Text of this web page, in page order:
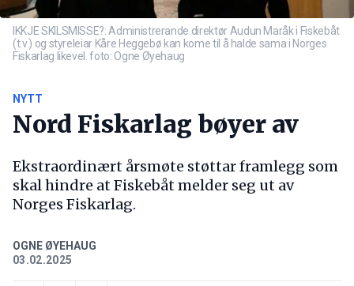
IKKJE SKILSMISSE?: Administrerande direktør Audun Maråk i Fiskebåt
(t.v.) og styreleiar Kåre Heggebø kan kome til å halde sama i Norges
Fiskarlag likevel. foto: Ogne Øyehaug
NYTT
Nord Fiskarlag bøyer av
Ekstraordinært årsmøte støttar framlegg som
skal hindre at Fiskebåt melder seg ut av
Norges Fiskarlag.
OGNE ØYEHAUG
03.02.2025